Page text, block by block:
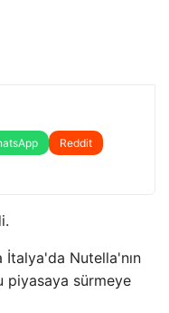
Reddit
Nutella'nın
piyasaya sürmeye